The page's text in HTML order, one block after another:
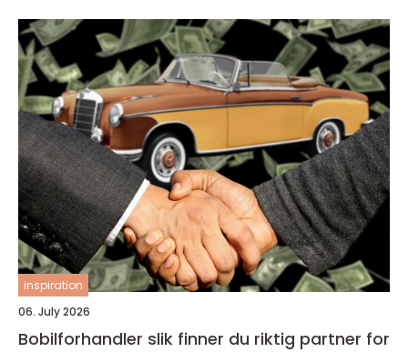
inspiration
06. July 2026
Bobilforhandler slik finner du riktig partner for